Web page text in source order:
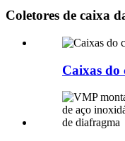
Coletores de caixa
Caixas do